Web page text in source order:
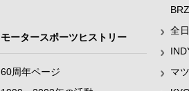
全
マ
モータースポーツヒストリー
60周年ページ